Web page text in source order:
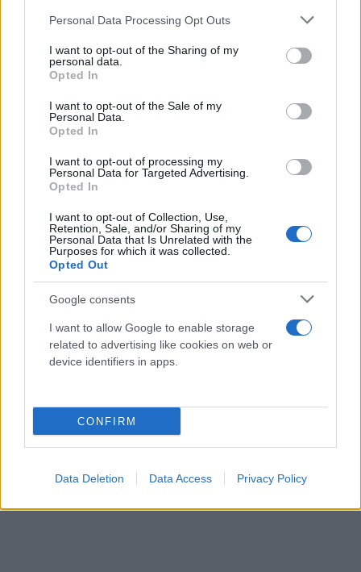
Please note that this website/app uses one or more Google
not limited to your visit or usage behaviour. You may click to
grant or deny consent to Google and its third-party tags to
use your data for below specified purposes in below Google
consent section.
Personal Data Processing Opt Outs
I want to opt-out of the Sharing of my
personal data.
Opted In
I want to opt-out of the Sale of my
Personal Data.
Opted In
I want to opt-out of processing my
Personal Data for Targeted Advertising.
Opted In
I want to opt-out of Collection, Use,
Retention, Sale, and/or Sharing of my
Personal Data that Is Unrelated with the
Purposes for which it was collected.
Opted Out
Google consents
I want to allow Google to enable storage
related to advertising like cookies on web or
device identifiers in apps.
CONFIRM
Data Deletion Data Access Privacy Policy
«Το χαρτί μόνο του δεν λέει κάτι. Νιώθω και αγαπώ
την Ελλάδα αλλά σε πολλά διαδικαστικά πράγματα
η ταυτότητα μου έλυσε πολλά θέματα και πολλή
ταλαιπωρία οπότε το περίμενα πώς και πώς. Είμαι